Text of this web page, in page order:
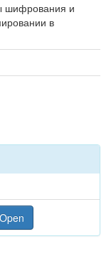
шифрования и
в